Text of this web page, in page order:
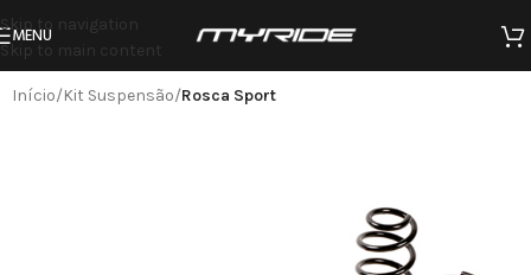
Skip to navigation
Skip to main content
MENU
Início Kit Suspensão Rosca Sport